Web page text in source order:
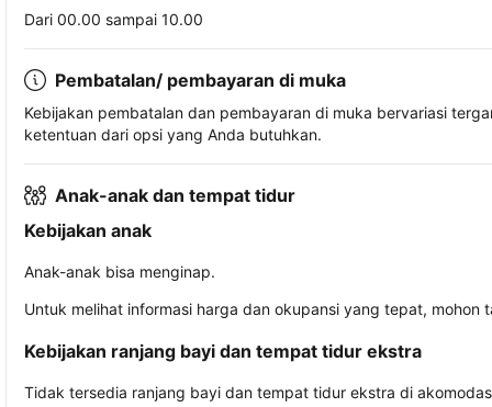
Dari 00.00 sampai 10.00
Pembatalan/ pembayaran di muka
Kebijakan pembatalan dan pembayaran di muka bervariasi
ketentuan dari opsi yang Anda butuhkan.
Anak-anak dan tempat tidur
Kebijakan anak
Anak-anak bisa menginap.
Untuk melihat informasi harga dan okupansi yang tepat,
Kebijakan ranjang bayi dan tempat tidur ekstra
Tidak tersedia ranjang bayi dan tempat tidur ekstra di